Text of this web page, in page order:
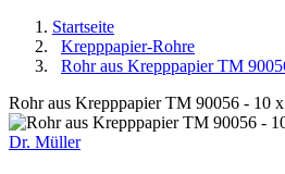
Startseite
Krepppapier-Rohre
Rohr aus Krepppapier TM
Rohr aus Krepppapier TM 90056 - 10
Dr. Müller